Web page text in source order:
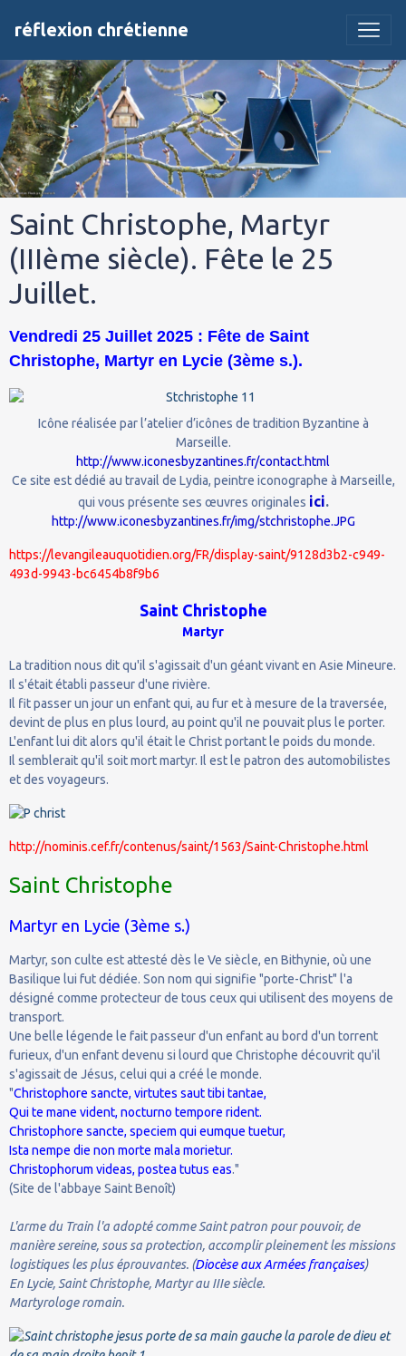
réflexion chrétienne
Saint Christophe, Martyr
(IIIème siècle). Fête le 25
Juillet.
Vendredi 25 Juillet 2025 : Fête de Saint
Christophe, Martyr en Lycie (3ème s.).
Icône réalisée par l’atelier d’icônes de tradition Byzantine à
Marseille.
http://www.iconesbyzantines.fr/contact.html
Ce site est dédié au travail de Lydia, peintre iconographe à Marseille,
qui vous présente ses œuvres originales ici.
http://www.iconesbyzantines.fr/img/stchristophe.JPG
https://levangileauquotidien.org/FR/display-saint/9128d3b2-c949-
493d-9943-bc6454b8f9b6
Saint Christophe
Martyr
La tradition nous dit qu'il s'agissait d'un géant vivant en Asie Mineure.
Il s'était établi passeur d'une rivière.
Il fit passer un jour un enfant qui, au fur et à mesure de la traversée,
devint de plus en plus lourd, au point qu'il ne pouvait plus le porter.
L'enfant lui dit alors qu'il était le Christ portant le poids du monde.
Il semblerait qu'il soit mort martyr. Il est le patron des automobilistes
et des voyageurs.
http://nominis.cef.fr/contenus/saint/1563/Saint-Christophe.html
Saint Christophe
Martyr en Lycie (3ème s.)
Martyr, son culte est attesté dès le Ve siècle, en Bithynie, où une
Basilique lui fut dédiée. Son nom qui signifie "porte-Christ" l'a
désigné comme protecteur de tous ceux qui utilisent des moyens de
transport.
Une belle légende le fait passeur d'un enfant au bord d'un torrent
furieux, d'un enfant devenu si lourd que Christophe découvrit qu'il
s'agissait de Jésus, celui qui a créé le monde.
"Christophore sancte, virtutes saut tibi tantae,
Qui te mane vident, nocturno tempore rident.
Christophore sancte, speciem qui eumque tuetur,
Ista nempe die non morte mala morietur.
Christophorum videas, postea tutus eas."
(Site de l'abbaye Saint Benoît)
L'arme du Train l'a adopté comme Saint patron pour pouvoir, de
manière sereine, sous sa protection, accomplir pleinement les missions
logistiques les plus éprouvantes. (Diocèse aux Armées françaises)
En Lycie, Saint Christophe, Martyr au IIIe siècle.
Martyrologe romain.